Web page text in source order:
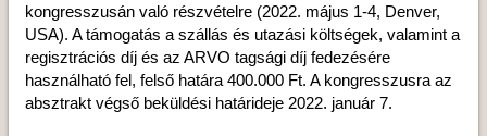
kongresszusán való részvételre (2022. május 1-4, Denver,
USA). A támogatás a szállás és utazási költségek, valamint a
regisztrációs díj és az ARVO tagsági díj fedezésére
használható fel, felső határa 400.000 Ft. A kongresszusra az
absztrakt végső beküldési határideje 2022. január 7.